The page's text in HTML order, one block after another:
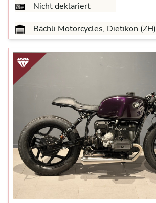
Nicht deklariert
Bächli Motorcycles, Dietikon (ZH)